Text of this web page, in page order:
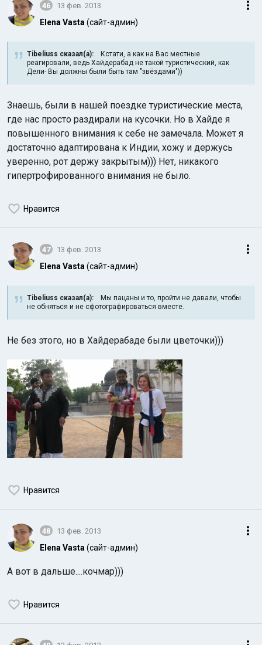
46 13 фев. 2013
Elena Vasta (сайт-админ)
Tibeliuss сказал(а): Кстати, а как на Вас местные
реагировали, ведь Хайдерабад не такой туристический, как
Дели- Вы должны были быть там "звёздами"))
Знаешь, были в нашей поездке туристические места,
где нас просто раздирали на кусочки. Но в Хайде я
повышенного внимания к себе не замечала. Может я
достаточно адаптирована к Индии, хожу и держусь
уверенно, рот держу закрытым))) Нет, никакого
гипертрофированного внимания не было.
Нравится
47 13 фев. 2013
Elena Vasta (сайт-админ)
Tibeliuss сказал(а): Мы пацаны и то, пройти не давали, чтобы
не обняться и не сфотографироваться вместе.
Не без этого, но в Хайдерабаде были цветочки)))
Нравится
48 13 фев. 2013
Elena Vasta (сайт-админ)
А вот в дальше....кочмар)))
Нравится